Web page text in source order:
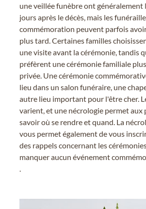
une veillée funèbre ont généralement
jours après le décès, mais les
commémoration peuvent parfois
plus tard. Certaines familles
une visite avant la cérémonie, tandis
préfèrent une cérémonie familiale
privée. Une cérémonie
lieu dans un salon funéraire, une
autre lieu important pour l'être cher.
varient, et une nécrologie permet aux
savoir où se rendre et quand. La
vous permet également de vous
des rappels concernant les
manquer aucun événement